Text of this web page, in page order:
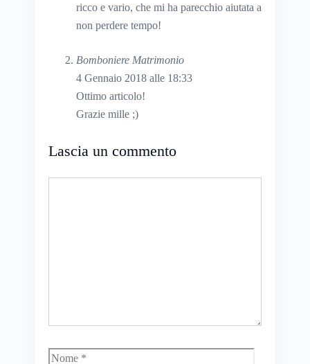
ricco e vario, che mi ha parecchio aiutata a
non perdere tempo!
Bomboniere Matrimonio
4 Gennaio 2018 alle 18:33
Ottimo articolo!
Grazie mille ;)
Lascia un commento
Nome